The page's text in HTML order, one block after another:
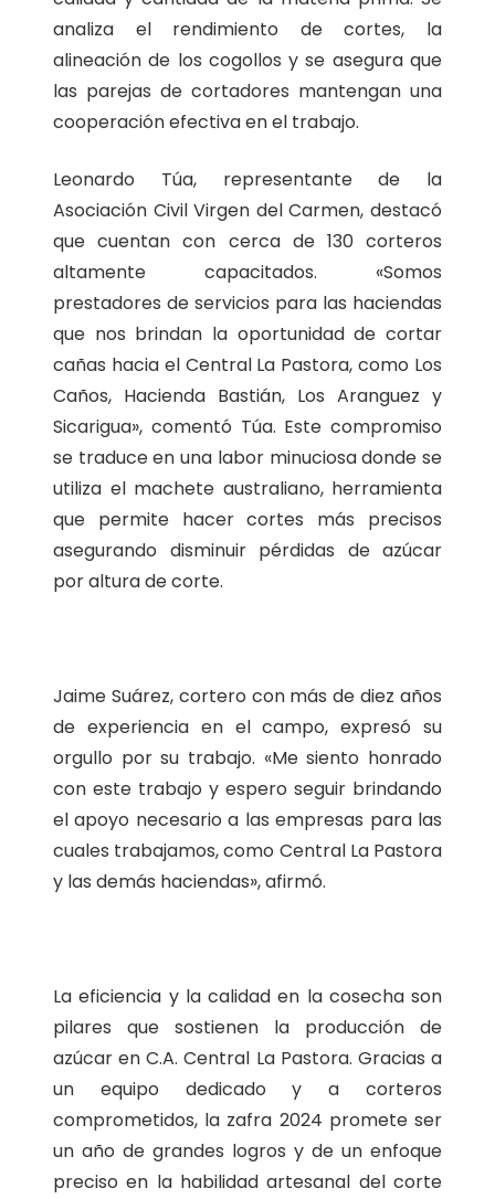
analiza el rendimiento de cortes, la
alineación de los cogollos y se asegura que
las parejas de cortadores mantengan una
cooperación efectiva en el trabajo.
Leonardo Túa, representante de la
Asociación Civil Virgen del Carmen, destacó
que cuentan con cerca de 130 corteros
altamente capacitados. «Somos
prestadores de servicios para las haciendas
que nos brindan la oportunidad de cortar
cañas hacia el Central La Pastora, como Los
Caños, Hacienda Bastián, Los Aranguez y
Sicarigua», comentó Túa. Este compromiso
se traduce en una labor minuciosa donde se
utiliza el machete australiano, herramienta
que permite hacer cortes más precisos
asegurando disminuir pérdidas de azúcar
por altura de corte.
Jaime Suárez, cortero con más de diez años
de experiencia en el campo, expresó su
orgullo por su trabajo. «Me siento honrado
con este trabajo y espero seguir brindando
el apoyo necesario a las empresas para las
cuales trabajamos, como Central La Pastora
y las demás haciendas», afirmó.
La eficiencia y la calidad en la cosecha son
pilares que sostienen la producción de
azúcar en C.A. Central La Pastora. Gracias a
un equipo dedicado y a corteros
comprometidos, la zafra 2024 promete ser
un año de grandes logros y de un enfoque
preciso en la habilidad artesanal del corte